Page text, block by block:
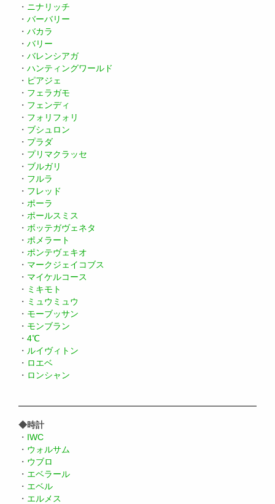
・ ニナリッチ
・ バーバリー
・ バカラ
・ バリー
・ バレンシアガ
・ ハンティングワールド
・ ピアジェ
・ フェラガモ
・ フェンディ
・ フォリフォリ
・ ブシュロン
・ プラダ
・ プリマクラッセ
・ ブルガリ
・ フルラ
・ フレッド
・ ポーラ
・ ポールスミス
・ ボッテガヴェネタ
・ ポメラート
・ ポンテヴェキオ
・ マークジェイコブス
・ マイケルコース
・ ミキモト
・ ミュウミュウ
・ モーブッサン
・ モンブラン
・ 4℃
・ ルイヴィトン
・ ロエベ
・ ロンシャン
◆時計
・ IWC
・ ウォルサム
・ ウブロ
・ エベラール
・ エベル
・ エルメス